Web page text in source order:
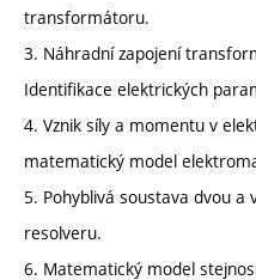
transformátoru.
3. Náhradní zapojení
Identifikace elektrických
4. Vznik síly a momentu v
matematický model
5. Pohyblivá soustava dvou
resolveru.
6. Matematický model